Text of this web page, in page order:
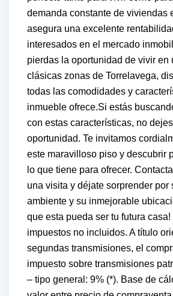
demanda constante de viviendas
asegura una excelente
interesados en el mercado
pierdas la oportunidad de vivir en
clásicas zonas de Torrelavega,
todas las comodidades y
inmueble ofrece.Si estás
con estas características, no
oportunidad. Te invitamos
este maravilloso piso y descubrir
lo que tiene para ofrecer.
una visita y déjate sorprender por
ambiente y su inmejorable
que esta pueda ser tu futura
impuestos no incluidos. A título
segundas transmisiones, el
impuesto sobre transmisiones
– tipo general: 9% (*). Base de